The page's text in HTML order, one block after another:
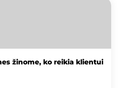
žinome, ko reikia klientui